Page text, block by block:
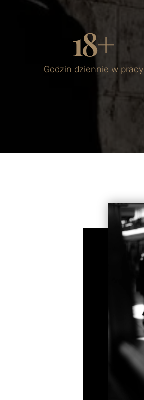
18+
Godzin dziennie w pracy